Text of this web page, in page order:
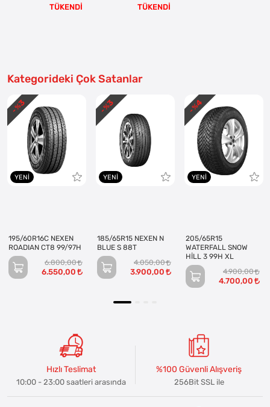
TÜKENDİ TÜKENDİ
Kategorideki Çok Satanlar
YENI
195/60R16C NEXEN
ROADIAN CT8 99/97H
6.800,00
6.550,00
- %
3
YENI
185/65R15 NEXEN N
BLUE S 88T
4.050,00
3.900,00
- %
3
YENI
205/65R15
WATERFALL SNOW
HİLL 3 99H XL
4.900,00
4.700,00
- %
4
Hızlı Teslimat
10:00 - 23:00 saatleri arasında
%100 Güvenli Alışveriş
256Bit SSL ile